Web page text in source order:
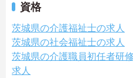
資格
茨城県の介護福祉士の求人
茨城県の社会福祉士の求人
茨城県の介護職員初任者研
求人